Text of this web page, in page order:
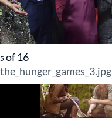
5 of 16
the_hunger_games_3.jpg